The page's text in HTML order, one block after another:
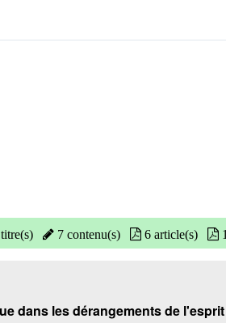
7 contenu(s) 6 article(s)
dans les dérangements de l'esprit